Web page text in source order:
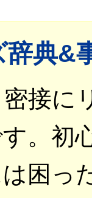
辞典&
接に
。初
困っ